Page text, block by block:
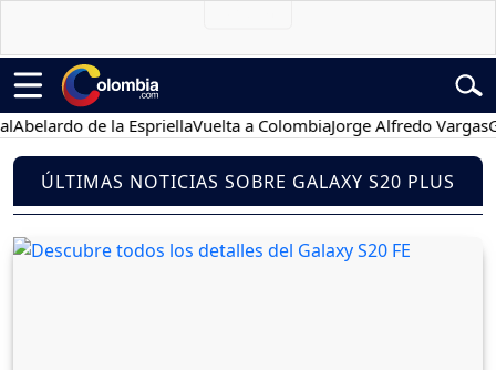
de la EspriellaVuelta a ColombiaJorge Alfredo Vargas
ÚLTIMAS NOTICIAS SOBRE GALAXY S20 PLUS